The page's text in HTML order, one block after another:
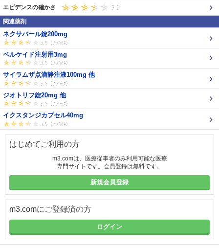
エビデンスの確かさ
関連薬剤
ネクサバール錠200mg
ベルケイド注射用3mg
サイラムザ点滴静注液100mg 他
ジオトリフ錠20mg 他
イクスタンジカプセル40mg
はじめてご利用の方
m3.comは、医療従事者のみ利用可能な医療
専門サイトです。会員登録は無料です。
新規会員登録
m3.comにご登録済の方
ログイン